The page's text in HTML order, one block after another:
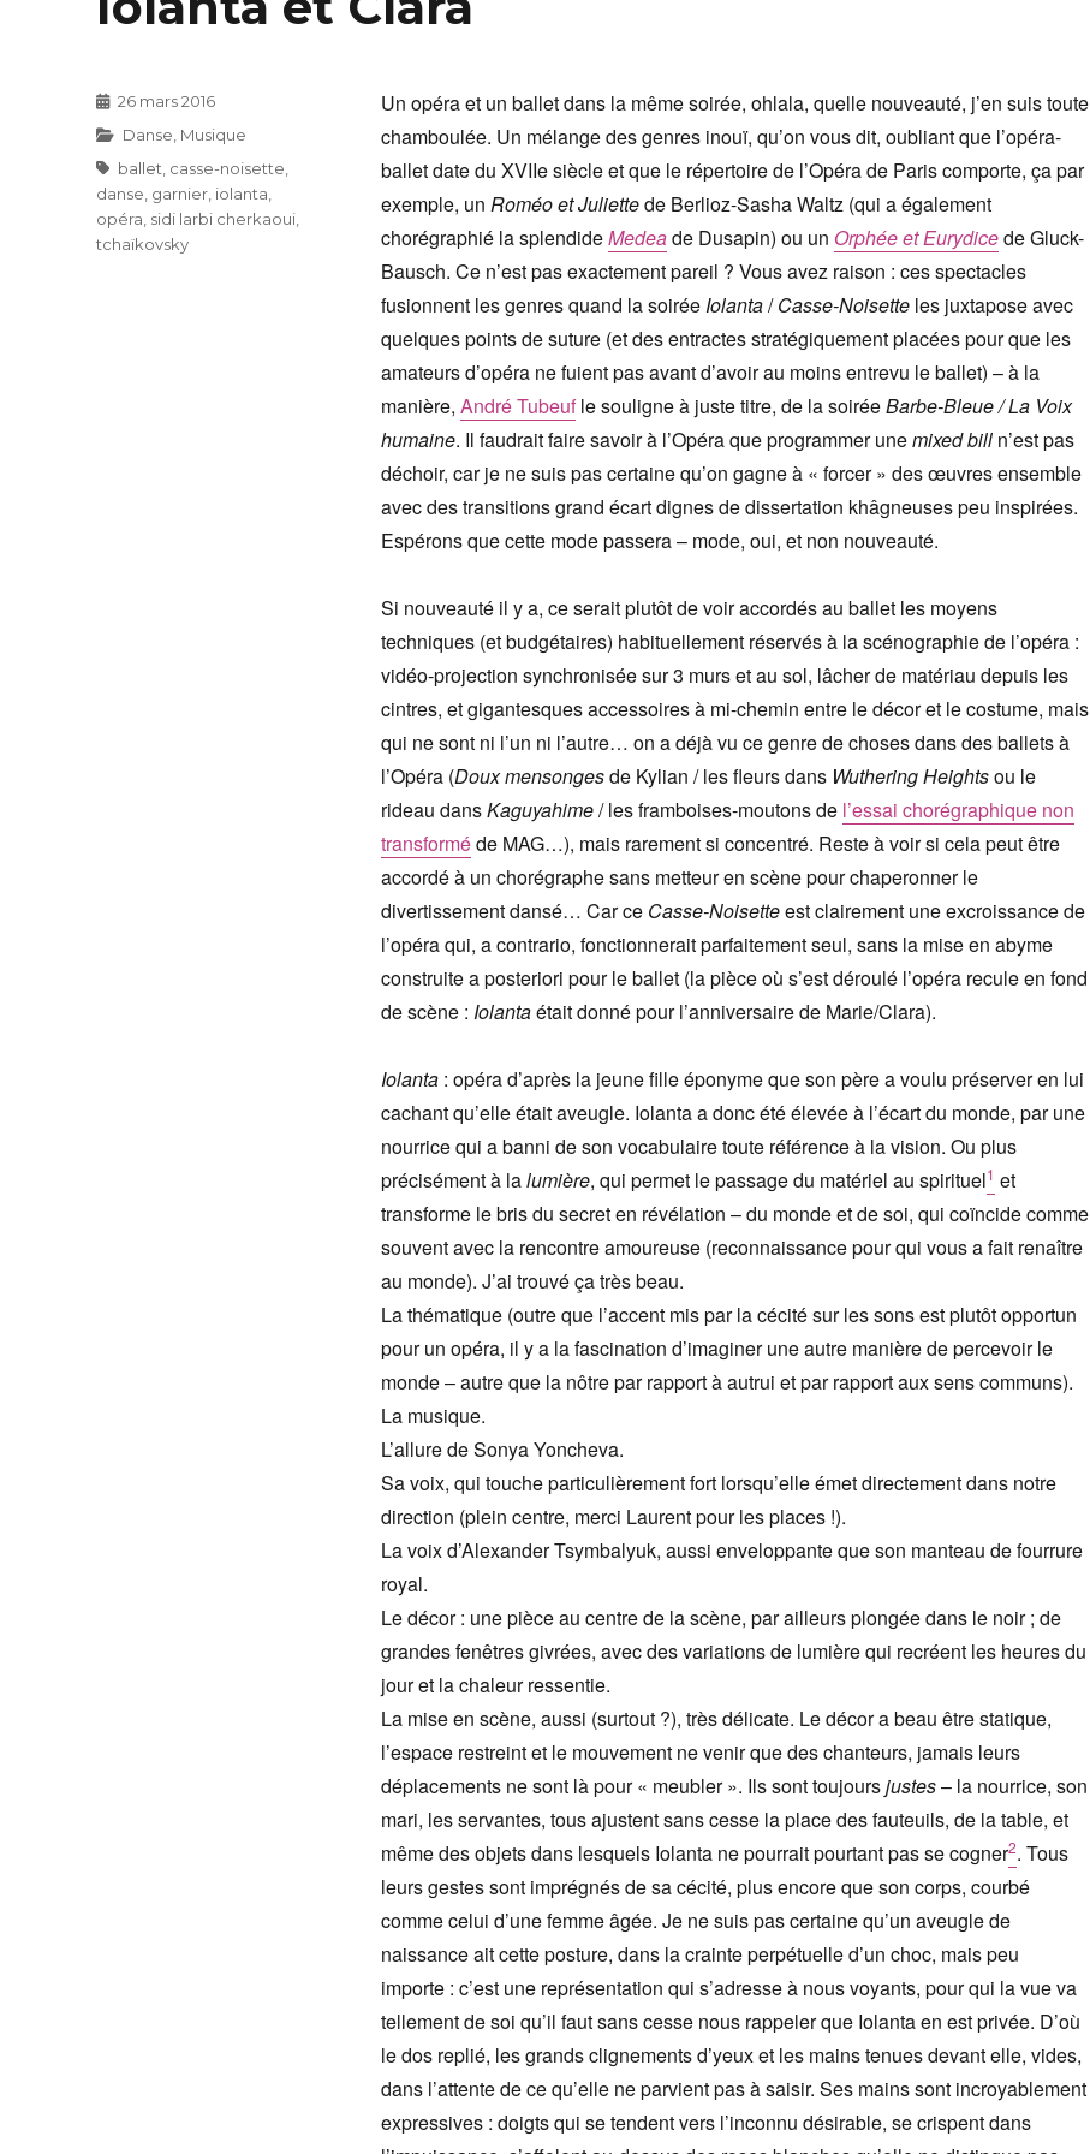
Un opéra et un ballet dans la même soirée, ohlala, quelle nouveauté, j’en suis toute
chamboulée. Un mélange des genres inouï, qu’on vous dit, oubliant que l’opéra-
ballet date du XVIIe siècle et que le répertoire de l’Opéra de Paris comporte, ça par
exemple, un Roméo et Juliettede Berlioz-Sasha Waltz (qui a également
chorégraphié la splendideMedeade Dusapin) ou un Orphée et Eurydicede Gluck-
Bausch. Ce n’est pas exactement pareil ? Vous avez raison : ces spectacles
fusionnent les genres quand la soirée Iolanta/Casse-Noisetteles juxtapose avec
quelques points de suture (et des entractes stratégiquement placées pour que les
amateurs d’opéra ne fuient pas avant d’avoir au moins entrevu le ballet) – à la
manière, André Tubeufle souligne à juste titre, de la soiréeBarbe-Bleue / La Voix
humaine. Il faudrait faire savoir à l’Opéra que programmer unemixed billn’est pas
déchoir, car je ne suis pas certaine qu’on gagne à « forcer » des œuvres ensemble
avec des transitions grand écart dignes de dissertation khâgneuses peu inspirées.
Espérons que cette mode passera – mode, oui, et non nouveauté.
Si nouveauté il y a, ce serait plutôt de voir accordés au ballet les moyens
techniques (et budgétaires) habituellement réservés à la scénographie de l’opéra :
vidéo-projection synchronisée sur 3 murs et au sol, lâcher de matériau depuis les
cintres, et gigantesques accessoires à mi-chemin entre le décor et le costume, mais
qui ne sont ni l’un ni l’autre… on a déjà vu ce genre de choses dans des ballets à
l’Opéra (Doux mensongesde Kylian / les fleurs dans Wuthering Heightsou le
rideau dansKaguyahime/ les framboises-moutons de l’essai chorégraphique non
transforméde MAG…), mais rarement si concentré. Reste à voir si cela peut être
accordé à un chorégraphe sans metteur en scène pour chaperonner le
divertissement dansé… Car ce Casse-Noisetteest clairement une excroissance de
l’opéra qui, a contrario, fonctionnerait parfaitement seul, sans la mise en abyme
construite a posteriori pour le ballet (la pièce où s’est déroulé l’opéra recule en fond
de scène : Iolantaétait donné pour l’anniversaire de Marie/Clara).
Iolanta : opéra d’après la jeune fille éponyme que son père a voulu préserver en lui
cachant qu’elle était aveugle. Iolanta a donc été élevée à l’écart du monde, par une
nourrice qui a banni de son vocabulaire toute référence à la vision. Ou plus
précisément à lalumière, qui permet le passage du matériel au spirituel1 et
transforme le bris du secret en révélation – du monde et de soi, qui coïncide comme
souvent avec la rencontre amoureuse (reconnaissance pour qui vous a fait renaître
au monde). J’ai trouvé ça très beau.
La thématique (outre que l’accent mis par la cécité sur les sons est plutôt opportun
pour un opéra, il y a la fascination d’imaginer une autre manière de percevoir le
monde – autre que la nôtre par rapport à autrui et par rapport aux sens communs).
La musique.
L’allure de Sonya Yoncheva.
Sa voix, qui touche particulièrement fort lorsqu’elle émet directement dans notre
direction (plein centre, merci Laurent pour les places !).
La voix d’Alexander Tsymbalyuk, aussi enveloppante que son manteau de fourrure
royal.
Le décor : une pièce au centre de la scène, par ailleurs plongée dans le noir ; de
grandes fenêtres givrées, avec des variations de lumière qui recréent les heures du
jour et la chaleur ressentie.
La mise en scène, aussi (surtout ?), très délicate. Le décor a beau être statique,
l’espace restreint et le mouvement ne venir que des chanteurs, jamais leurs
déplacements ne sont là pour « meubler ». Ils sont toujoursjustes– la nourrice, son
mari, les servantes, tous ajustent sans cesse la place des fauteuils, de la table, et
même des objets dans lesquels Iolanta ne pourrait pourtant pas se cogner2. Tous
leurs gestes sont imprégnés de sa cécité, plus encore que son corps, courbé
comme celui d’une femme âgée. Je ne suis pas certaine qu’un aveugle de
naissance ait cette posture, dans la crainte perpétuelle d’un choc, mais peu
importe : c’est une représentation qui s’adresse à nous voyants, pour qui la vue va
tellement de soi qu’il faut sans cesse nous rappeler que Iolanta en est privée. D’où
le dos replié, les grands clignements d’yeux et les mains tenues devant elle, vides,
dans l’attente de ce qu’elle ne parvient pas à saisir. Ses mains sont incroyablement
expressives : doigts qui se tendent vers l’inconnu désirable, se crispent dans
Publié
26 mars 2016
Catégories
Danse Musique
Étiquettes
ballet casse-noisette
danse garnier iolanta
opéra sidi larbi cherkaoui
tchaïkovsky